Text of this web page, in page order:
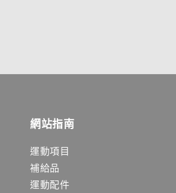
網站指南
運動項目
補給品
運動配件